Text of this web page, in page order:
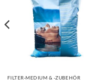
FILTER-MEDIUM & -ZUBEHÖR